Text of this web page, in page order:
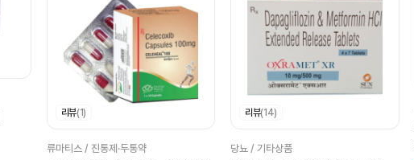
리뷰(1)
류마티스 / 진통제·두통약
리뷰(14)
당뇨 / 기타상품